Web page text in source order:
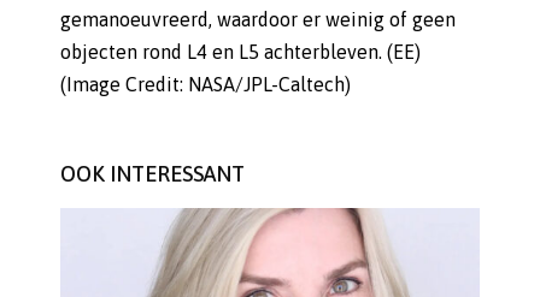
gemanoeuvreerd, waardoor er weinig of geen
objecten rond L4 en L5 achterbleven. (EE)
(Image Credit: NASA/JPL-Caltech)
OOK INTERESSANT